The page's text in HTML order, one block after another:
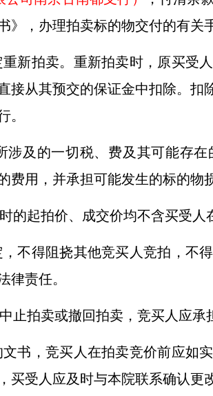
，办理拍卖标的物交付的有关
新拍卖。重新拍卖时，原买受
从其预交的保证金中扣除。扣
。
及的一切税、费及其可能存
用，并承担可能发生的标的物
的起拍价、成交价均不含买受人
不得阻挠其他竞买人竞拍，不
律责任。
止拍卖或撤回拍卖，竞买人应承
书，竞买人在拍卖竞价前应如
买受人应及时与本院联系确认